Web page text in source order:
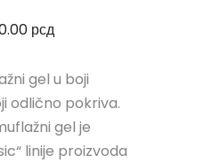
рсд
gel u boji
odlično pokriva.
gel je
linije proizvoda